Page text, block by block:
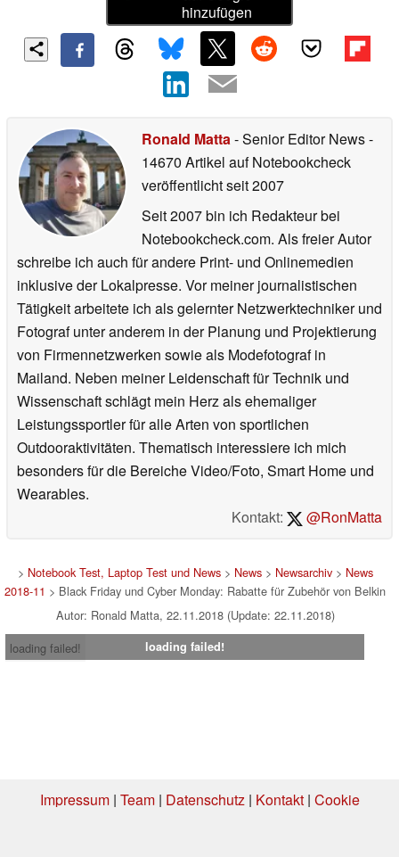
hinzufügen
Ronald Matta- Senior Editor News-
14670 Artikel auf Notebookcheck
veröffentlichtseit 2007
Seit 2007 bin ich Redakteur bei
Notebookcheck.com. Als freier Autor
schreibe ich auch für andere Print- und Onlinemedien
inklusive der Lokalpresse. Vor meiner journalistischen
Tätigkeit arbeitete ich als gelernter Netzwerktechniker und
Fotograf unter anderem in der Planung und Projektierung
von Firmennetzwerken sowie als Modefotograf in
Mailand. Neben meiner Leidenschaft für Technik und
Wissenschaft schlägt mein Herz als ehemaliger
Leistungssportler für alle Arten von sportlichen
Outdooraktivitäten. Thematisch interessiere ich mich
besonders für die Bereiche Video/Foto, Smart Home und
Wearables.
Kontakt:
@RonMatta
> Notebook Test, Laptop Test und News> News> Newsarchiv> News
2018-11 > Black Friday und Cyber Monday: Rabatte für Zubehör von Belkin
Autor: Ronald Matta, 22.11.2018 (Update: 22.11.2018)
loading failed!
loading failed!
Impressum| Team| Datenschutz| Kontakt| Cookie